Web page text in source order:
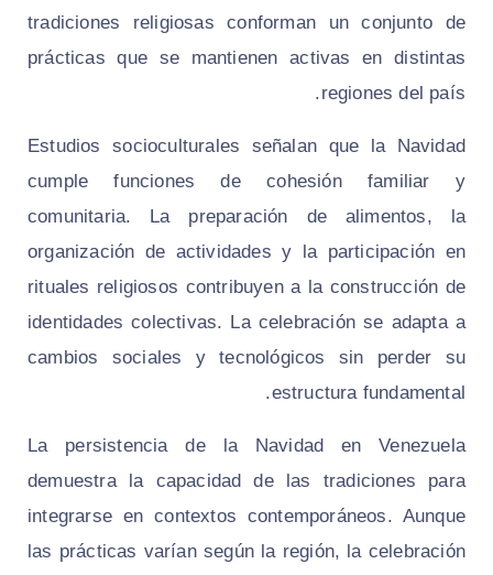
tradiciones religiosas conforman un conjunto de
prácticas que se mantienen activas en distintas
regiones del país.
Estudios socioculturales señalan que la Navidad
cumple funciones de cohesión familiar y
comunitaria. La preparación de alimentos, la
organización de actividades y la participación en
rituales religiosos contribuyen a la construcción de
identidades colectivas. La celebración se adapta a
cambios sociales y tecnológicos sin perder su
estructura fundamental.
La persistencia de la Navidad en Venezuela
demuestra la capacidad de las tradiciones para
integrarse en contextos contemporáneos. Aunque
las prácticas varían según la región, la celebración